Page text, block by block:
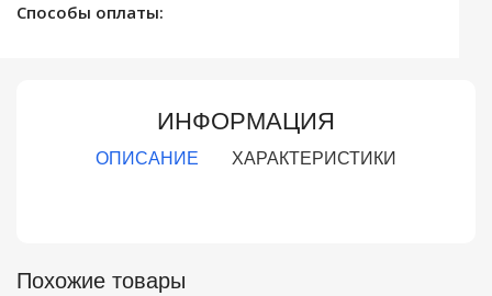
Способы оплаты:
ИНФОРМАЦИЯ
ОПИСАНИЕ ХАРАКТЕРИСТИКИ
Похожие товары